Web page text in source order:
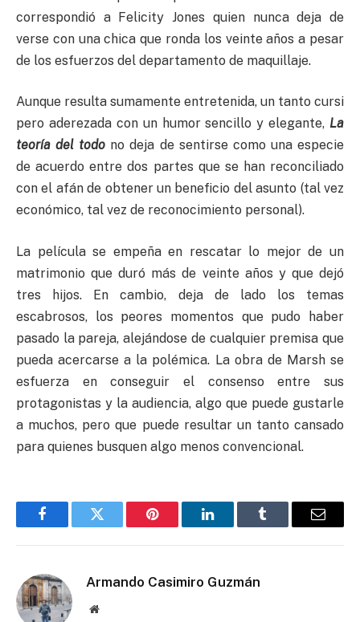
correspondió a Felicity Jones quien nunca deja de
verse con una chica que ronda los veinte años a pesar
de los esfuerzos del departamento de maquillaje.
Aunque resulta sumamente entretenida, un tanto cursi
pero aderezada con un humor sencillo y elegante, La
teoría del todo no deja de sentirse como una especie
de acuerdo entre dos partes que se han reconciliado
con el afán de obtener un beneficio del asunto (tal vez
económico, tal vez de reconocimiento personal).
La película se empeña en rescatar lo mejor de un
matrimonio que duró más de veinte años y que dejó
tres hijos. En cambio, deja de lado los temas
escabrosos, los peores momentos que pudo haber
pasado la pareja, alejándose de cualquier premisa que
pueda acercarse a la polémica. La obra de Marsh se
esfuerza en conseguir el consenso entre sus
protagonistas y la audiencia, algo que puede gustarle
a muchos, pero que puede resultar un tanto cansado
para quienes busquen algo menos convencional.
FacebookTwitter Pinterest LinkedInTumblr Email
Armando Casimiro Guzmán
Website